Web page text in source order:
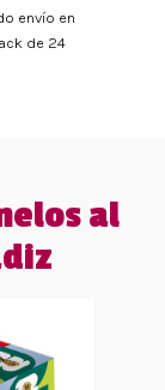
envío en
de 24
al